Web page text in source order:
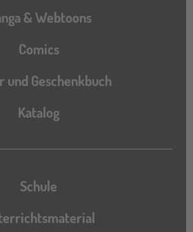
& Webtoons
Comics
und Geschenkbuch
Katalog
Katalog
Schule